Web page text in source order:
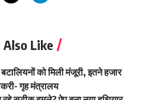
Like
को मिली मंजूरी, इतने हजार
गृह मंत्रालय